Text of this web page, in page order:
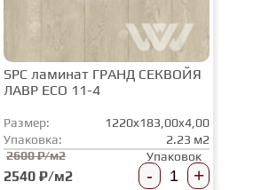
SPC ламинат ГРАНД СЕКВОЙЯ
ЛАВР ECO 11-4
Размер:
1220x183,00x4,00
Упаковка:
2.23 м2
2600 ₽/м2
2540 ₽/м2
Упаковок
- +